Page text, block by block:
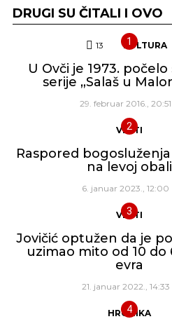
DRUGI SU ČITALI I OVO
13 Komentara
KULTURA
U Ovči je 1973.
serije „Salaš u
29. februar 2016., 20:51
VESTI
Raspored
na levoj obali
6. januar 2023., 12:00
VESTI
Jovičić optužen da je
uzimao mito od 10 do
evra
21. januar 2022., 14:33
HRONIKA